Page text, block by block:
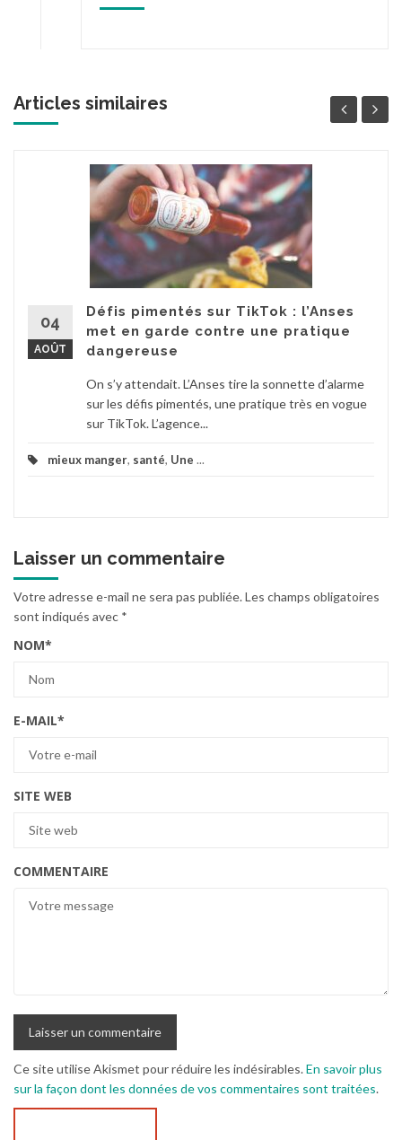
Articles similaires
04
AOÛT
Défis pimentés sur TikTok : l’Anses
met en garde contre une pratique
dangereuse
On s’y attendait. L’Anses tire la sonnette d’alarme
sur les défis pimentés, une pratique très en vogue
sur TikTok. L’agence...
mieux manger, santé, Une ...
Laisser un commentaire
Votre adresse e-mail ne sera pas publiée.Les champs obligatoires
sont indiqués avec *
NOM*
E-MAIL*
SITE WEB
COMMENTAIRE
Ce site utilise Akismet pour réduire les indésirables.En savoir plus
sur la façon dont les données de vos commentaires sont traitées.